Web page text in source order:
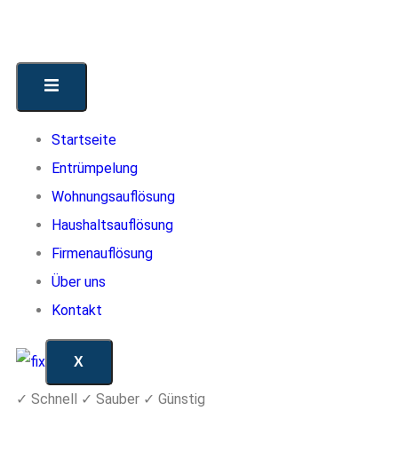
Startseite
Entrümpelung
Wohnungsauflösung
Haushaltsauflösung
Firmenauflösung
Über uns
Kontakt
X
✓ Schnell ✓ Sauber ✓ Günstig